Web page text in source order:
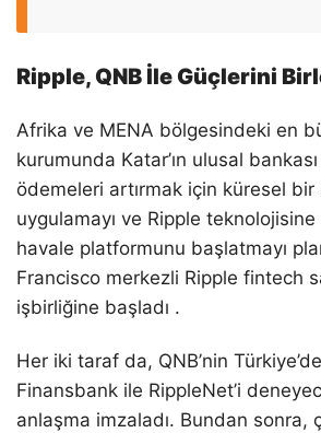
Ripple, QNB İle Güçlerini
Afrika ve MENA bölgesindeki en
kurumunda Katar’ın ulusal
ödemeleri artırmak için küresel bir
uygulamayı ve Ripple
havale platformunu başlatmayı
Francisco merkezli Ripple fintech
işbirliğine başladı .
Her iki taraf da, QNB’nin
Finansbank ile RippleNet’i
anlaşma imzaladı. Bundan sonra,